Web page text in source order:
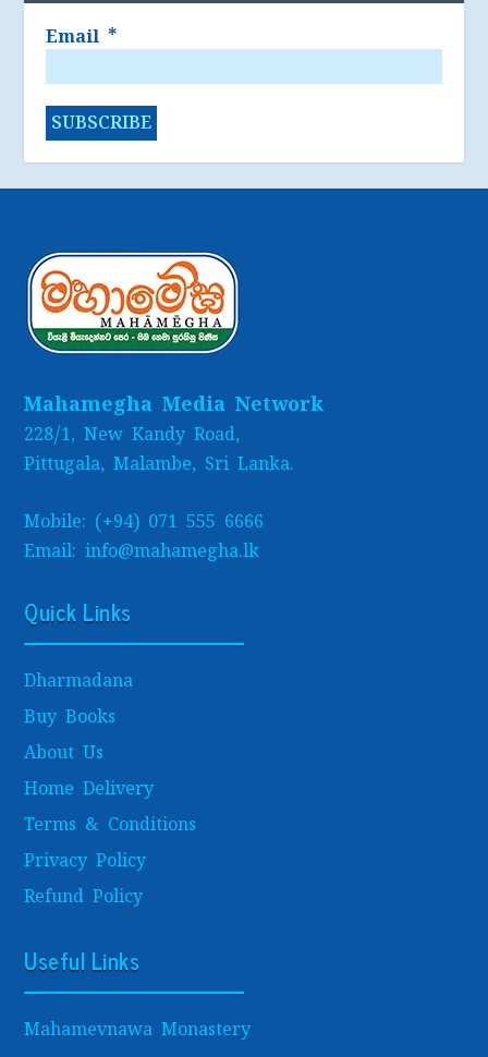
Email *
Mahamegha Media Network
228/1, New Kandy Road,
Pittugala, Malambe, Sri Lanka.
Mobile: (+94) 071 555 6666
Email: info@mahamegha.lk
Quick Links
Dharmadana
Buy Books
About Us
Home Delivery
Terms & Conditions
Privacy Policy
Refund Policy
Useful Links
Mahamevnawa Monastery